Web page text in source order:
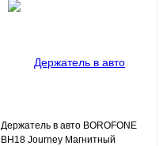
Держатель в авто BOROFONE
BH18 Journey Магнитный